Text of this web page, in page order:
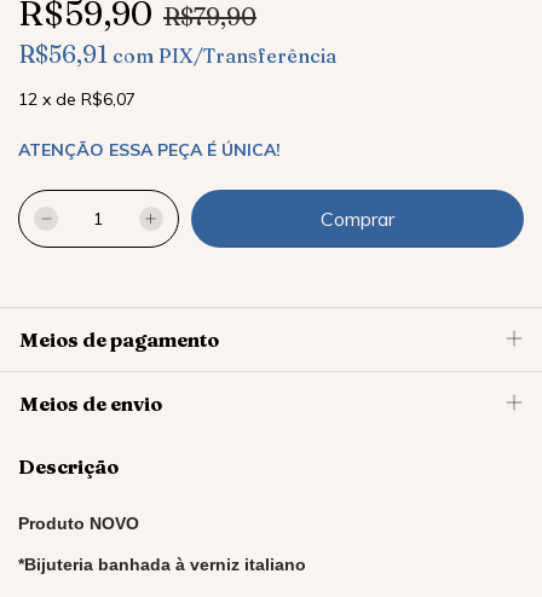
R$59,90 R$79,90
R$56,91 com PIX/Transferência
12 x de R$6,07
ATENÇÃO ESSA PEÇA É ÚNICA!
Meios de pagamento
Meios de envio
Descrição
Produto NOVO
*Bijuteria banhada à verniz italiano